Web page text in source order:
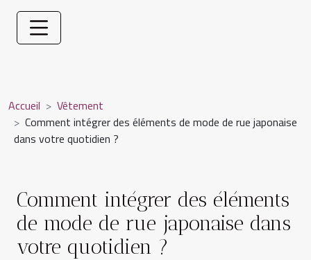
Accueil
Vêtement
Comment intégrer des éléments de mode de rue japonaise
dans votre quotidien ?
Comment intégrer des éléments
de mode de rue japonaise dans
votre quotidien ?